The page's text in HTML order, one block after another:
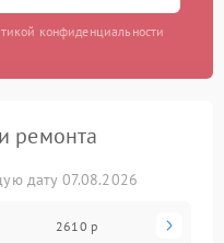
конфиденциальности
ремонта
дату 07.08.2026
2610 р